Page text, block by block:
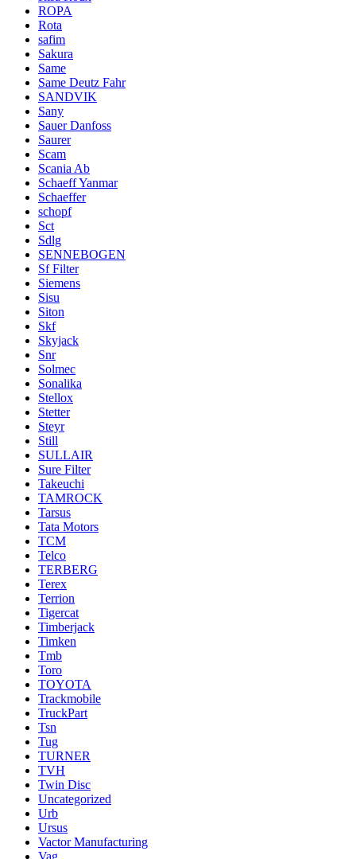
ROPA
Rota
safim
Sakura
Same
Same Deutz Fahr
SANDVIK
Sany
Sauer Danfoss
Saurer
Scam
Scania Ab
Schaeff Yanmar
Schaeffer
schopf
Sct
Sdlg
SENNEBOGEN
Sf Filter
Siemens
Sisu
Siton
Skf
Skyjack
Snr
Solmec
Sonalika
Stellox
Stetter
Steyr
Still
SULLAIR
Sure Filter
Takeuchi
TAMROCK
Tarsus
Tata Motors
TCM
Telco
TERBERG
Terex
Terrion
Tigercat
Timberjack
Timken
Tmb
Toro
TOYOTA
Trackmobile
TruckPart
Tsn
Tug
TURNER
TVH
Twin Disc
Uncategorized
Urb
Ursus
Vactor Manufacturing
Vag